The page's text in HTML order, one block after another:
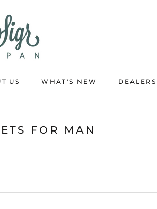
US
WHAT'S NEW
DEALERS
FOR MAN